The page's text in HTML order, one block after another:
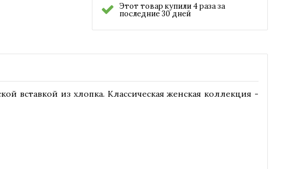
Этот товар купили 4 раза за
последние 30 дней
вставкой из хлопка. Классическая женская коллекция -